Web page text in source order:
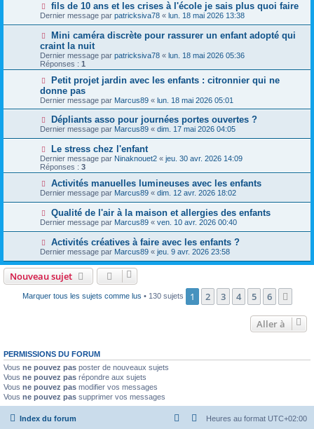
fils de 10 ans et les crises à l'école je sais plus quoi faire
Dernier message par patricksiva78 « lun. 18 mai 2026 13:38
Mini caméra discrète pour rassurer un enfant adopté qui
craint la nuit
Dernier message par patricksiva78 « lun. 18 mai 2026 05:36
Réponses : 1
Petit projet jardin avec les enfants : citronnier qui ne
donne pas
Dernier message par Marcus89 « lun. 18 mai 2026 05:01
Dépliants asso pour journées portes ouvertes ?
Dernier message par Marcus89 « dim. 17 mai 2026 04:05
Le stress chez l'enfant
Dernier message par Ninaknouet2 « jeu. 30 avr. 2026 14:09
Réponses : 3
Activités manuelles lumineuses avec les enfants
Dernier message par Marcus89 « dim. 12 avr. 2026 18:02
Qualité de l'air à la maison et allergies des enfants
Dernier message par Marcus89 « ven. 10 avr. 2026 00:40
Activités créatives à faire avec les enfants ?
Dernier message par Marcus89 « jeu. 9 avr. 2026 23:58
Nouveau sujet
Marquer tous les sujets comme lus • 130 sujets 1 2 3 4 5 6
Aller à
PERMISSIONS DU FORUM
Vous ne pouvez pas poster de nouveaux sujets
Vous ne pouvez pas répondre aux sujets
Vous ne pouvez pas modifier vos messages
Vous ne pouvez pas supprimer vos messages
Index du forum Heures au format UTC+02:00